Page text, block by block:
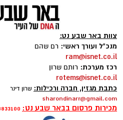
צוות באר שבע נט:
מנכ"ל ועורך ראשי: רם שהם
ram@isnet.co.il
רכז מערכת: רותם שרון
rotems@isnet.co.il
כתבת מגזין, חברה ורכילות: שרון דינר
sharondinarr@gmail.com
מכירות פרסום בבאר שבע נט: